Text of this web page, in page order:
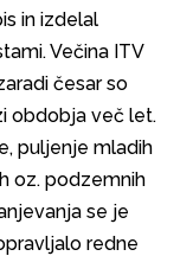
in izdelal
Večina ITV
česar so
obdobja več let.
puljenje mladih
oz. podzemnih
se je
redne